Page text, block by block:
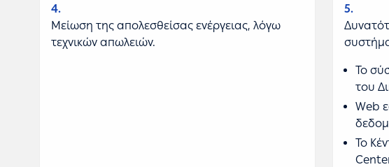
4
Μείωση της απολεσθείσας ενέργειας, λόγω
τεχνικών απωλειών.
5
Το
του
Web
Το